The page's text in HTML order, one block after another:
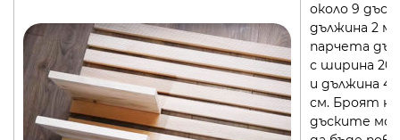
около 9
дължина 2 м
парчета
с ширина 20
и дължина 40
см. Броят на
дъските